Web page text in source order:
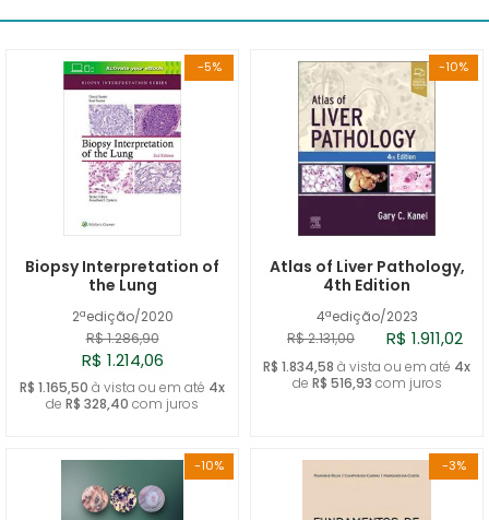
-5%
2ªedição/2020
Biopsy Interpretation of
the Lung
R$ 1.286,90
R$ 1.214,06
R$ 1.165,50 à vista ou em até 4x
de R$ 328,40 com juros
-10%
4ªedição/2023
Atlas of Liver Pathology,
4th Edition
R$ 2.131,00 R$ 1.911,02
R$ 1.834,58 à vista ou em até 4x
de R$ 516,93 com juros
-10% -3%